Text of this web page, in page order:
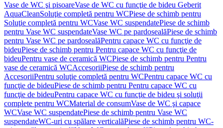
Vase de WC şi pisoareVase de WC cu funcţie de bideu Geberit
AquaCleanSoluţie completă pentru WCPiese de schimb pentru
Soluţie completă pentru WCVase WC suspendatePiese de schimb
pentru Vase WC suspendateVase WC pe pardosealăPiese de schimb
pentru Vase WC pe pardosealăPentru capace WC cu funcţie de
bideuPiese de schimb pentru Pentru capace WC cu funcţie de
bideuPentru vase de ceramică WCPiese de schimb pentru Pentru
vase de ceramică WCAccesoriiPiese de schimb pentru
AccesoriiPentru soluţie completă pentru WCPentru capace WC cu
funcţie de bideuPiese de schimb pentru Pentru capace WC cu
funcţie de bideuPentru capace WC cu funcţie de bideu şi soluţii
complete pentru WCMaterial de consumVase de WC şi capace
WCVase WC suspendatePiese de schimb pentru Vase WC
suspendateWC-uri cu spălare verticalăPiese de schimb pentru WC-